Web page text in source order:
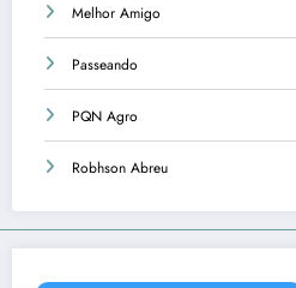
Melhor Amigo
Passeando
PQN Agro
Robhson Abreu